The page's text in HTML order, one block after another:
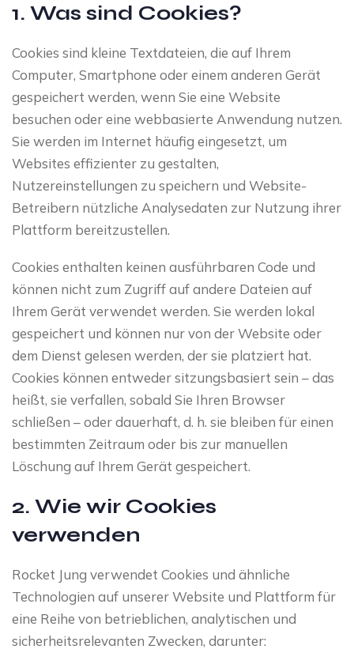
1. Was sind Cookies?
Cookies sind kleine Textdateien, die auf Ihrem
Computer, Smartphone oder einem anderen Gerät
gespeichert werden, wenn Sie eine Website
besuchen oder eine webbasierte Anwendung nutzen.
Sie werden im Internet häufig eingesetzt, um
Websites effizienter zu gestalten,
Nutzereinstellungen zu speichern und Website-
Betreibern nützliche Analysedaten zur Nutzung ihrer
Plattform bereitzustellen.
Cookies enthalten keinen ausführbaren Code und
können nicht zum Zugriff auf andere Dateien auf
Ihrem Gerät verwendet werden. Sie werden lokal
gespeichert und können nur von der Website oder
dem Dienst gelesen werden, der sie platziert hat.
Cookies können entweder sitzungsbasiert sein – das
heißt, sie verfallen, sobald Sie Ihren Browser
schließen – oder dauerhaft, d. h. sie bleiben für einen
bestimmten Zeitraum oder bis zur manuellen
Löschung auf Ihrem Gerät gespeichert.
2. Wie wir Cookies
verwenden
Rocket Jung verwendet Cookies und ähnliche
Technologien auf unserer Website und Plattform für
eine Reihe von betrieblichen, analytischen und
sicherheitsrelevanten Zwecken, darunter: